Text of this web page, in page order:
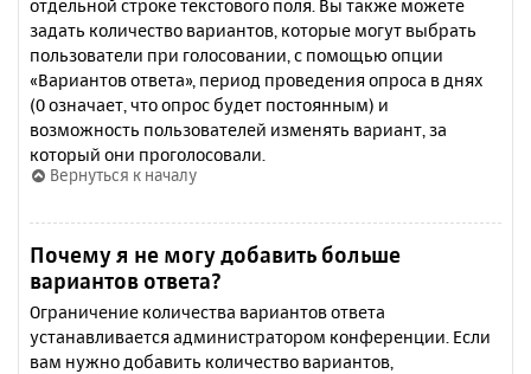
отдельной строке текстового поля. Вы также можете
задать количество вариантов, которые могут выбрать
пользователи при голосовании, с помощью опции
«Вариантов ответа», период проведения опроса в днях
(0 означает, что опрос будет постоянным) и
возможность пользователей изменять вариант, за
который они проголосовали.
Вернуться к началу
Почему я не могу добавить больше
вариантов ответа?
Ограничение количества вариантов ответа
устанавливается администратором конференции. Если
вам нужно добавить количество вариантов,